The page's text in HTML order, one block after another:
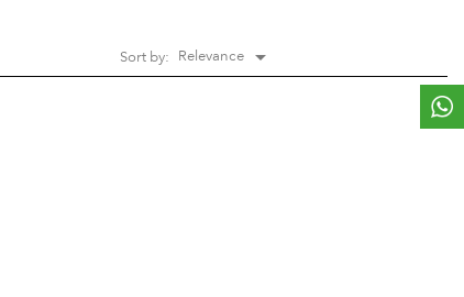
Sort by: Relevance 